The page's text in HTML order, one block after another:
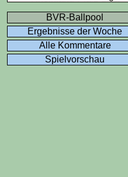
BVR-Ballpool
Ergebnisse der Woche
Alle Kommentare
Spielvorschau